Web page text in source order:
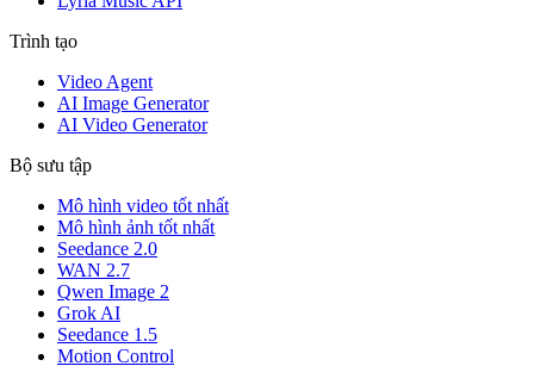
Trình tạo
Video Agent
AI Image Generator
AI Video Generator
Bộ sưu tập
Mô hình video tốt nhất
Mô hình ảnh tốt nhất
Seedance 2.0
WAN 2.7
Qwen Image 2
Grok AI
Seedance 1.5
Motion Control